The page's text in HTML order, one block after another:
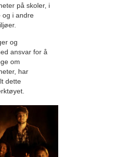
på skoler, i
og i andre
og
ansvar for å
om
har
dette